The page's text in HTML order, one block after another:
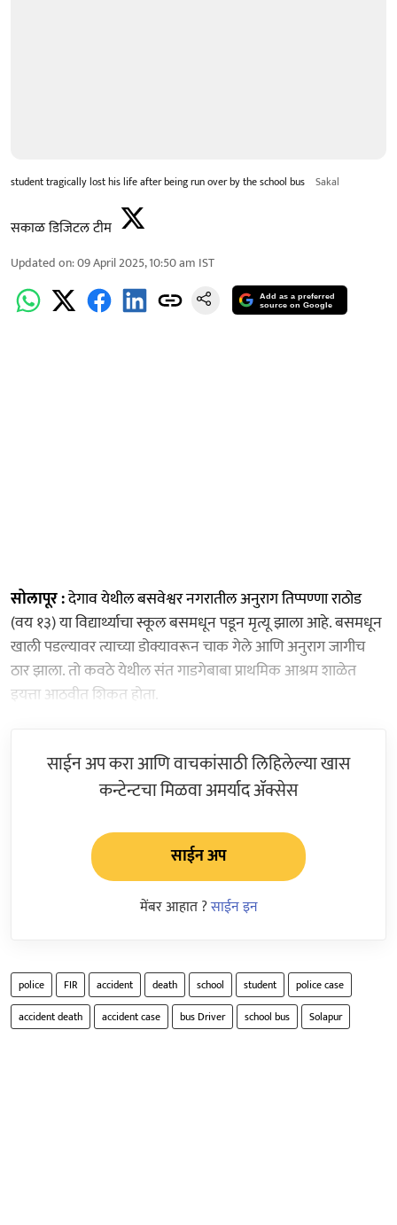
student tragically lost his life after being run over by the school bus Sakal
सकाळ डिजिटल टीम
Updated on:09 April 2025, 10:50 am IST
Add as a preferred
source on Google
सोलापूर :देगाव येथील बसवेश्वर नगरातील अनुराग तिप्पण्णा राठोड
(वय १३) या विद्यार्थ्याचा स्कूल बसमधून पडून मृत्यू झाला आहे. बसमधून
खाली पडल्यावर त्याच्या डोक्यावरून चाक गेले आणि अनुराग जागीच
ठार झाला. तो कवठे येथील संत गाडगेबाबा प्राथमिक आश्रम शाळेत
इयत्ता आठवीत शिकत होता.
साईन अप करा आणि वाचकांसाठी लिहिलेल्या खास
कन्टेन्टचा मिळवा अमर्याद ॲक्सेस
साईन अप
मेंबर आहात ?साईन इन
police FIR accident death school student
police case
accident death
accident case bus Driver school bus Solapur